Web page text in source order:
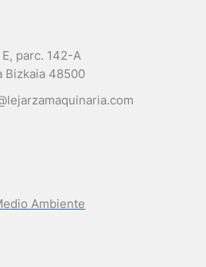
parc. 142-A
Bizkaia 48500
Ambiente